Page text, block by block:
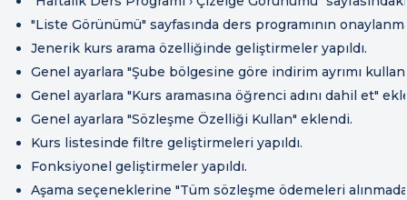
"Liste Görünümü" sayfasında ders programının
Jenerik kurs arama özelliğinde geliştirmeler yapıldı.
Genel ayarlara "Şube bölgesine göre indirim ayrımı
Genel ayarlara "Kurs aramasına öğrenci adını dahil et"
Genel ayarlara "Sözleşme Özelliği Kullan" eklendi.
Kurs listesinde filtre geliştirmeleri yapıldı.
Fonksiyonel geliştirmeler yapıldı.
Aşama seçeneklerine "Tüm sözleşme ödemeleri